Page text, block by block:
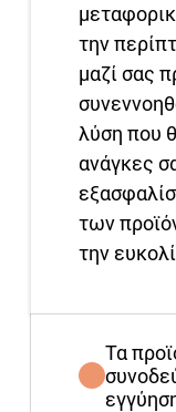
την
μαζί σας
λύση που
ανάγκες
των
την
Τα